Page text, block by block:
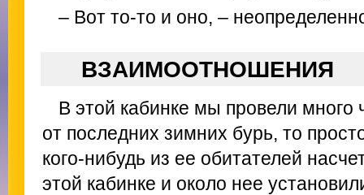
– Вот то-то и оно, –
ВЗАИМООТНОШЕНИЯ
В этой кабинке мы провели много
от последних зимних бурь, то
кого-нибудь из ее обитателей
этой кабинке и около нее